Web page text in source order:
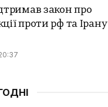
закон про
проти рф та Ірану